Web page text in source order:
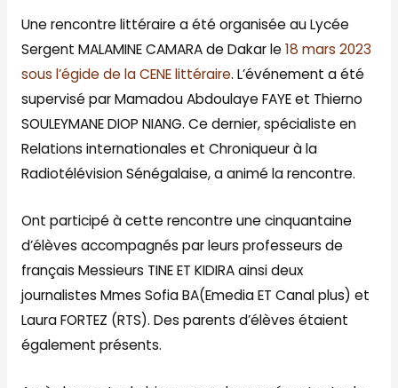
Une rencontre littéraire a été organisée au Lycée
Sergent MALAMINE CAMARA de Dakar le18 mars 2023
sous l’égide de la CENE littéraire. L’événement a été
supervisé par Mamadou Abdoulaye FAYE et Thierno
SOULEYMANE DIOP NIANG. Ce dernier, spécialiste en
Relations internationales et Chroniqueur à la
Radiotélévision Sénégalaise, a animé la rencontre.
Ont participé à cette rencontre une cinquantaine
d’élèves accompagnés par leurs professeurs de
français Messieurs TINE ET KIDIRA ainsi deux
journalistes Mmes Sofia BA(Emedia ET Canal plus) et
Laura FORTEZ (RTS). Des parents d’élèves étaient
également présents.